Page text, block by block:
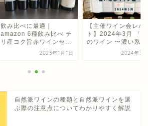
飲み比べに最適｜
amazon 6種飲み比べ チ
リ産コク旨赤ワインセ...
2023年1月1日
【主催ワイン会レポ
ト】2024年3月 「
のワイン 〜濃い系
2024年3
自然派ワインの種類と自然派ワインを選
ぶ際の注意点についてわかりやすく解説